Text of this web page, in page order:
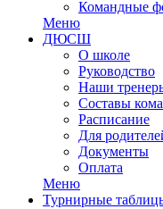
Командные
Меню
ДЮСШ
О школе
Руководство
Наши
Составы
Расписание
Для
Документы
Оплата
Меню
Турнирные